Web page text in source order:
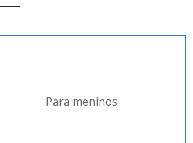
Para meninos